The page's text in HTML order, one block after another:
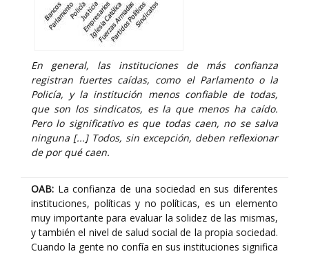
En general, las instituciones de más confianza
registran fuertes caídas, como el Parlamento o la
Policía, y la institución menos confiable de todas,
que son los sindicatos, es la que menos ha caído.
Pero lo significativo es que todas caen, no se salva
ninguna [...] Todos, sin excepción, deben reflexionar
de por qué caen.
OAB: La confianza de una sociedad en sus diferentes
instituciones, políticas y no políticas, es un elemento
muy importante para evaluar la solidez de las mismas,
y también el nivel de salud social de la propia sociedad.
Cuando la gente no confía en sus instituciones significa